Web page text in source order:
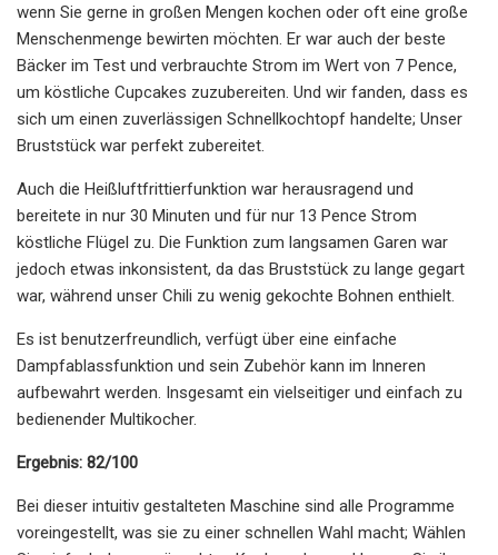
wenn Sie gerne in großen Mengen kochen oder oft eine große
Menschenmenge bewirten möchten. Er war auch der beste
Bäcker im Test und verbrauchte Strom im Wert von 7 Pence,
um köstliche Cupcakes zuzubereiten. Und wir fanden, dass es
sich um einen zuverlässigen Schnellkochtopf handelte; Unser
Bruststück war perfekt zubereitet.
Auch die Heißluftfrittierfunktion war herausragend und
bereitete in nur 30 Minuten und für nur 13 Pence Strom
köstliche Flügel zu. Die Funktion zum langsamen Garen war
jedoch etwas inkonsistent, da das Bruststück zu lange gegart
war, während unser Chili zu wenig gekochte Bohnen enthielt.
Es ist benutzerfreundlich, verfügt über eine einfache
Dampfablassfunktion und sein Zubehör kann im Inneren
aufbewahrt werden. Insgesamt ein vielseitiger und einfach zu
bedienender Multikocher.
Ergebnis: 82/100
Bei dieser intuitiv gestalteten Maschine sind alle Programme
voreingestellt, was sie zu einer schnellen Wahl macht; Wählen